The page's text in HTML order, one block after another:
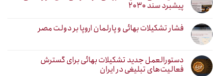
پیشبرد سند ۲۰۳۰
فشار تشکیلات بهائی و پارلمان اروپا بر دولت مصر
دستورالعمل جدید تشکیلات بهائی برای گسترش
فعالیت‌های تبلیغی در ایران